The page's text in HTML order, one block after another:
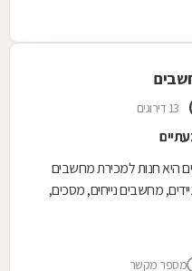
13 דירוגים
היא חנות למכירת מחשבים
מחשבים נייחים, מסכים,
מספר מקשר